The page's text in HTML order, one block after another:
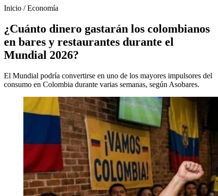
Inicio /Economía
¿Cuánto dinero gastarán los colombianos
en bares y restaurantes durante el
Mundial 2026?
El Mundial podría convertirse en uno de los mayores impulsores del
consumo en Colombia durante varias semanas, según Asobares.